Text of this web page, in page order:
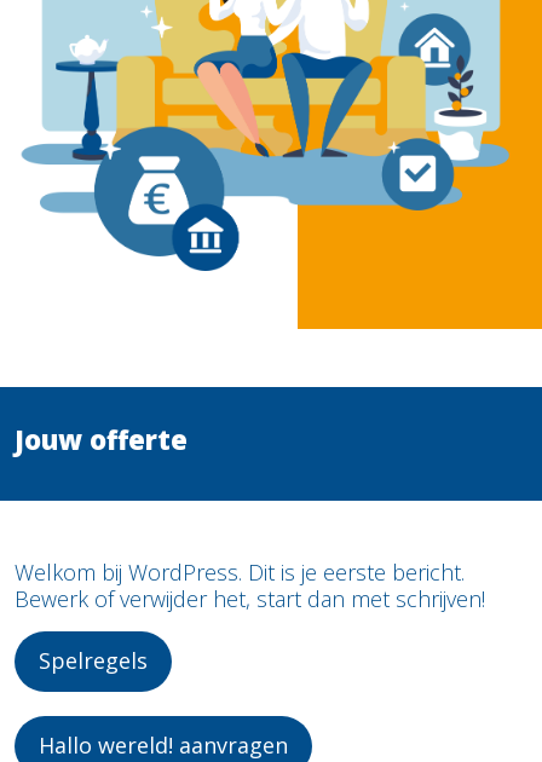
Jouw offerte
Welkom bij WordPress. Dit is je eerste bericht.
Bewerk of verwijder het, start dan met schrijven!
Spelregels
Hallo wereld! aanvragen